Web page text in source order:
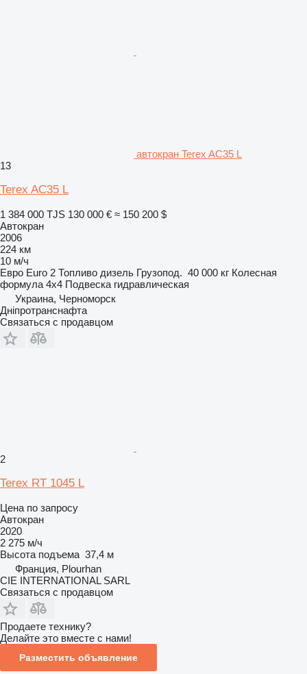
автокран Terex AC35 L
13
Terex AC35 L
1 384 000 TJS 130 000 € ≈ 150 200 $
Автокран
2006
224 км
10 м/ч
Евро Euro 2 Топливо дизель Грузопод. 40 000 кг Колесная
формула 4x4 Подвеска гидравлическая
Украина, Черноморск
Дніпротранснафта
Связаться с продавцом
2
Terex RT 1045 L
Цена по запросу
Автокран
2020
2 275 м/ч
Высота подъема 37,4 м
Франция, Plourhan
CIE INTERNATIONAL SARL
Связаться с продавцом
Продаете технику?
Делайте это вместе с нами!
Разместить объявление